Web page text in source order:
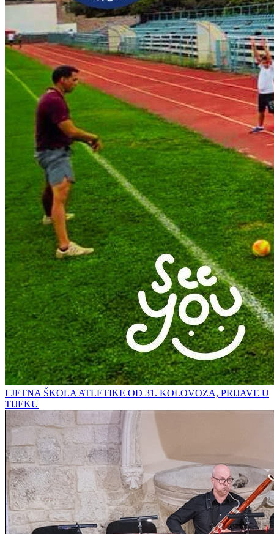
LJETNA ŠKOLA ATLETIKE OD 31. KOLOVOZA, PRIJAVE U
TIJEKU